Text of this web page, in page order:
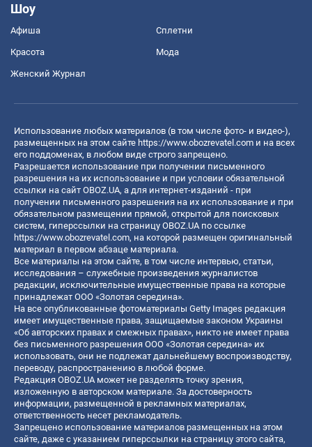
Шоу
Афиша Сплетни
Красота Мода
Женский Журнал
Использование любых материалов (в том числе фото- и видео-),
размещенных на этом сайте https://www.obozrevatel.com и на всех
его поддоменах, в любом виде строго запрещено.
Разрешается использование при получении письменного
разрешения на их использование и при условии обязательной
ссылки на сайт OBOZ.UA, а для интернет-изданий - при
получении письменного разрешения на их использование и при
обязательном размещении прямой, открытой для поисковых
систем, гиперссылки на страницу OBOZ.UA по ссылке
https://www.obozrevatel.com, на которой размещен оригинальный
материал в первом абзаце материала.
Все материалы на этом сайте, в том числе интервью, статьи,
исследования – служебные произведения журналистов
редакции, исключительные имущественные права на которые
принадлежат ООО «Золотая середина».
На все опубликованные фотоматериалы Getty Images редакция
имеет имущественные права, защищаемые законом Украины
«Об авторских правах и смежных правах», никто не имеет права
без письменного разрешения ООО «Золотая середина» их
использовать, они не подлежат дальнейшему воспроизводству,
переводу, распространению в любой форме.
Редакция OBOZ.UA может не разделять точку зрения,
изложенную в авторском материале. За достоверность
информации, размещенной в рекламных материалах,
ответственность несет рекламодатель.
Запрещено использование материалов размещенных на этом
сайте, даже с указанием гиперссылки на страницу этого сайта,